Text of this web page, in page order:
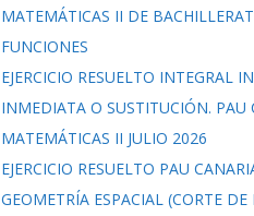
MATEMÁTICAS II DE
FUNCIONES
EJERCICIO RESUELTO INTEGRAL
INMEDIATA O SUSTITUCIÓN. PAU
MATEMÁTICAS II JULIO 2026
EJERCICIO RESUELTO PAU
GEOMETRÍA ESPACIAL (CORTE DE